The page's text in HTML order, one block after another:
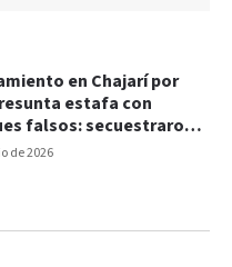
de 2026
en Chajarí por
estafa con
falsos: secuestraron